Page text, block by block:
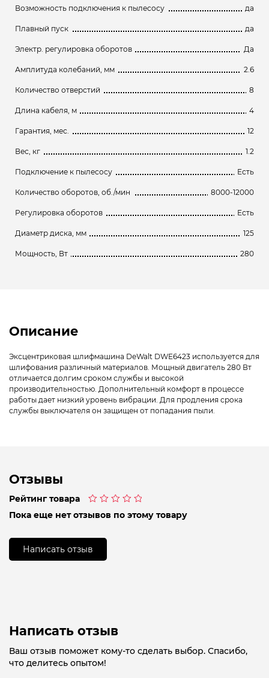
Возможность подключения к пылесосу да
Плавный пуск да
Электр. регулировка оборотов Да
Амплитуда колебаний, мм 2.6
Количество отверстий 8
Длина кабеля, м 4
Гарантия, мес. 12
Вес, кг 1.2
Подключение к пылесосу Есть
Количество оборотов, об./мин 8000-12000
Регулировка оборотов Есть
Диаметр диска, мм 125
Мощность, Вт 280
Описание
Эксцентриковая шлифмашина DeWalt DWE6423 используется для
шлифования различный материалов. Мощный двигатель 280 Вт
отличается долгим сроком службы и высокой
производительностью. Дополнительный комфорт в процессе
работы дает низкий уровень вибрации. Для продления срока
службы выключателя он защищен от попадания пыли.
Отзывы
Рейтинг товара
0
Пока еще нет отзывов по этому товару
Написать отзыв
Написать отзыв
Ваш отзыв поможет кому-то сделать выбор. Спасибо,
что делитесь опытом!